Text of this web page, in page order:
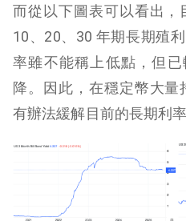
而從以下圖表可以看出，
10、20、30 年期長期殖
率雖不能稱上低點，但
降。因此，在穩定幣大量
有辦法緩解目前的長期利率